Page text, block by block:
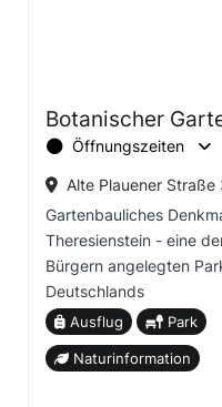
Botanischer
Öffnungszeiten
Alte Plauener
Gartenbauliches
Theresienstein - eine
Bürgern angelegten
Deutschlands
Ausflug Park
Naturinformation